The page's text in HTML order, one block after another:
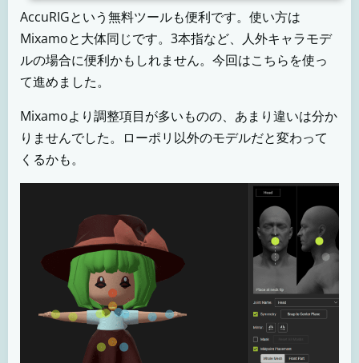
AccuRIGという無料ツールも便利です。使い方は
Mixamoと大体同じです。3本指など、人外キャラモデ
ルの場合に便利かもしれません。今回はこちらを使っ
て進めました。
Mixamoより調整項目が多いものの、あまり違いは分か
りませんでした。ローポリ以外のモデルだと変わって
くるかも。